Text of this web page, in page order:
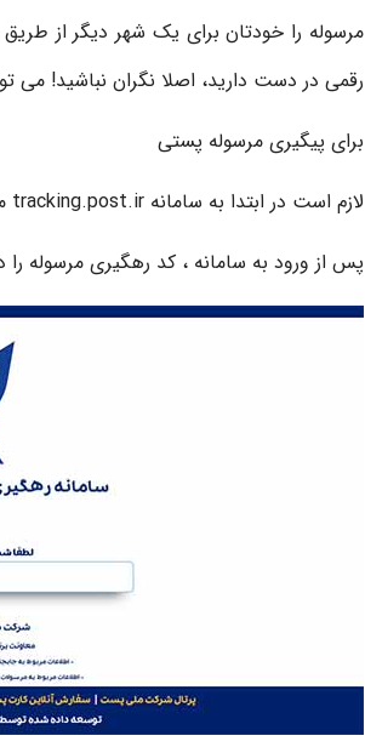
رقمی در دست دارید، اصلا نگران نباشید! می
برای پیگیری مرسوله پستی
لازم است در ابتدا به سامانه tracking.post.ir مراجعه نمایید.
پس از ورود به سامانه ، کد رهگیری